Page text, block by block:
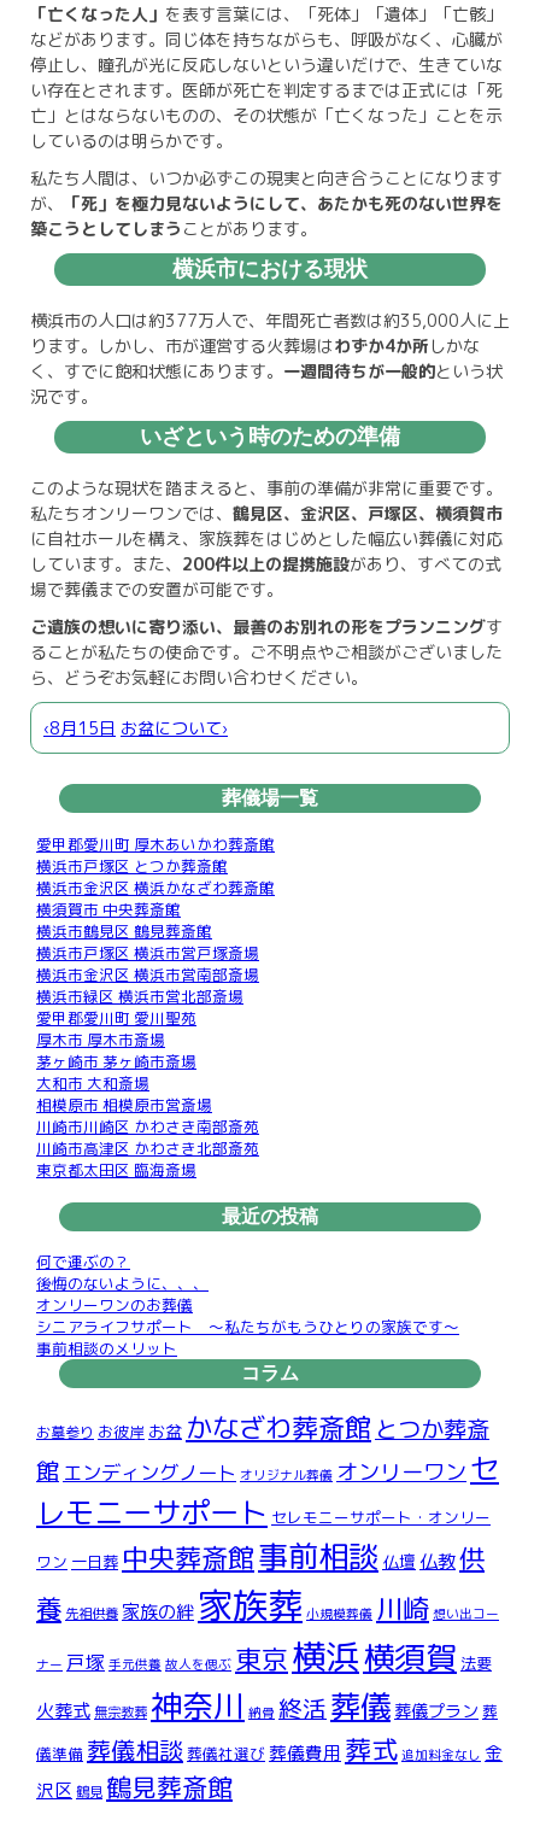
「亡くなった人」 を表す言葉には、「死体」「遺体」「亡骸」
などがあります。同じ体を持ちながらも、呼吸がなく、心臓が
停止し、瞳孔が光に反応しないという違いだけで、生きていな
い存在とされます。医師が死亡を判定するまでは正式には「死
亡」とはならないものの、その状態が「亡くなった」ことを示
しているのは明らかです。
私たち人間は、いつか必ずこの現実と向き合うことになります
が、
「死」を極力見ないようにして、あたかも死のない世界を
築こうとしてしまう ことがあります。
横浜市における現状
横浜市の人口は約377万人で、年間死亡者数は約35,000人に上
ります。しかし、市が運営する火葬場はわずか4か所 しかな
く、すでに飽和状態にあります。 一週間待ちが一般的という状
況です。
いざという時のための準備
このような現状を踏まえると、事前の準備が非常に重要です。
私たちオンリーワンでは、 鶴見区、金沢区、戸塚区、横須賀市
に自社ホールを構え、家族葬をはじめとした幅広い葬儀に対応
しています。また、 200件以上の提携施設があり、すべての式
場で葬儀までの安置が可能です。
ご遺族の想いに寄り添い、最善のお別れの形をプランニングす
ることが私たちの使命です。ご不明点やご相談がございました
ら、どうぞお気軽にお問い合わせください。
‹8月15日 お盆について›
葬儀場一覧
愛甲郡愛川町 厚木あいかわ葬斎館
横浜市戸塚区 とつか葬斎館
横浜市金沢区 横浜かなざわ葬斎館
横須賀市 中央葬斎館
横浜市鶴見区 鶴見葬斎館
横浜市戸塚区 横浜市営戸塚斎場
横浜市金沢区 横浜市営南部斎場
横浜市緑区 横浜市営北部斎場
愛甲郡愛川町 愛川聖苑
厚木市 厚木市斎場
茅ヶ崎市 茅ヶ崎市斎場
大和市 大和斎場
相模原市 相模原市営斎場
川崎市川崎区 かわさき南部斎苑
川崎市高津区 かわさき北部斎苑
東京都太田区 臨海斎場
最近の投稿
何で運ぶの？
後悔のないように、、、
オンリーワンのお葬儀
シニアライフサポート ～私たちがもうひとりの家族です～
事前相談のメリット
コラム
お墓参り お彼岸 お盆 かなざわ葬斎館 とつか葬斎
館 エンディングノート オリジナル葬儀 オンリーワン セ
レモニーサポート セレモニーサポート・オンリー
ワン 一日葬 中央葬斎館事前相談 仏壇 仏教供
養 先祖供養 家族の絆 家族葬 小規模葬儀 川崎 想い出コー
ナー 戸塚 手元供養 故人を偲ぶ 東京横浜横須賀 法要
火葬式無宗教葬 神奈川 納骨 終活葬儀 葬儀プラン 葬
儀準備 葬儀相談 葬儀社選び 葬儀費用 葬式 追加料金なし 金
沢区 鶴見 鶴見葬斎館